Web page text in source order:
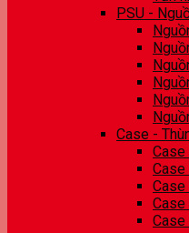
PSU -
Case -
Case
Case
Case
Case